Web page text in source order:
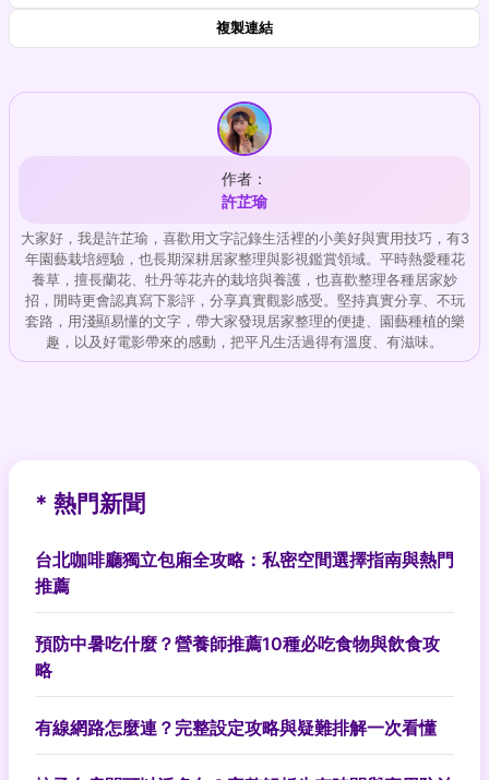
複製連結
作者：
許芷瑜
大家好，我是許芷瑜，喜歡用文字記錄生活裡的小美好與實用技巧，有3
年園藝栽培經驗，也長期深耕居家整理與影視鑑賞領域。平時熱愛種花
養草，擅長蘭花、牡丹等花卉的栽培與養護，也喜歡整理各種居家妙
招，閒時更會認真寫下影評，分享真實觀影感受。堅持真實分享、不玩
套路，用淺顯易懂的文字，帶大家發現居家整理的便捷、園藝種植的樂
趣，以及好電影帶來的感動，把平凡生活過得有溫度、有滋味。
* 熱門新聞
台北咖啡廳獨立包廂全攻略：私密空間選擇指南與熱門
推薦
預防中暑吃什麼？營養師推薦10種必吃食物與飲食攻
略
有線網路怎麼連？完整設定攻略與疑難排解一次看懂